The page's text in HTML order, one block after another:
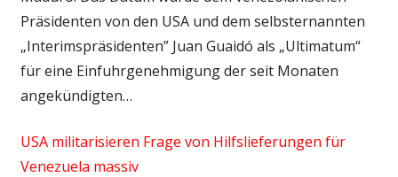
Präsidenten von den USA und dem selbsternannten
„Interimspräsidenten” Juan Guaidó als „Ultimatum“
für eine Einfuhrgenehmigung der seit Monaten
angekündigten…
USA militarisieren Frage von Hilfslieferungen für
Venezuela massiv